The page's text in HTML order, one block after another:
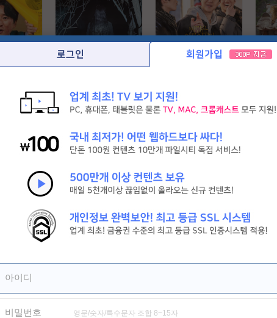
제휴 제휴
로그인 회원가입
아이디
비밀번호